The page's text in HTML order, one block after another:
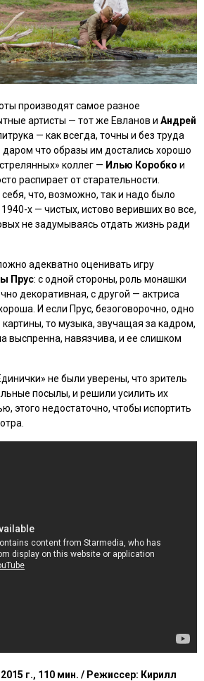
производят самое разное
артисты — тот же Евланов и Андрей
— как всегда, точны и без труда
даром что образы им достались хорошо
коллег — Илью Коробко и
распирает от старательности.
что, возможно, так и надо было
х — чистых, истово веривших во все,
не задумываясь отдать жизнь ради
адекватно оценивать игру
Прус: с одной стороны, роль монашки
декоративная, с другой — актриса
И если Прус, безоговорочно, одно
то музыка, звучащая за кадром,
выспренна, навязчива, и ее слишком
не были уверены, что зритель
посылы, и решили усилить их
этого недостаточно, чтобы испортить
г., 110 мин. / Режиссер: Кирилл